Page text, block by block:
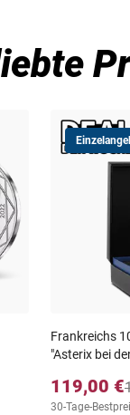
Frankreichs
"Asterix bei
119,00 €
30-Tage-